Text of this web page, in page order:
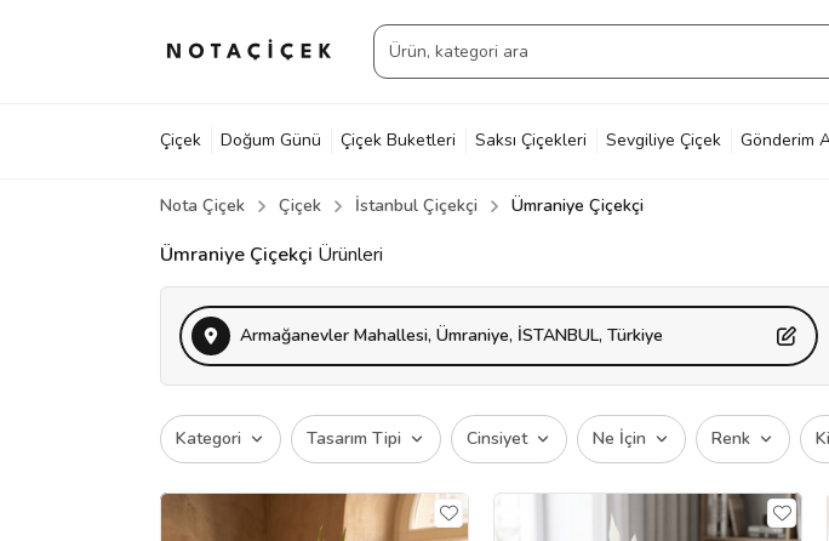
Çiçek Doğum Günü Çiçek Buketleri Saksı Çiçekleri Sevgiliye Çiçek Gönderim
Nota Çiçek Çiçek İstanbul Çiçekçi Ümraniye Çiçekçi
Ümraniye Çiçekçi Ürünleri
Armağanevler Mahallesi, Ümraniye, İSTANBUL, Türkiye
Kategori Tasarım Tipi Cinsiyet Ne İçin Renk